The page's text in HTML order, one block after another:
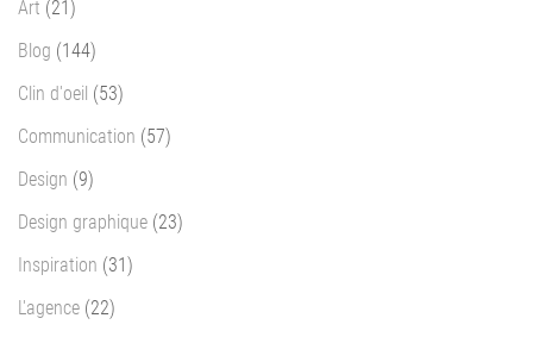
Art (21)
Blog (144)
Clin d'oeil (53)
Communication (57)
Design (9)
Design graphique (23)
Inspiration (31)
L'agence (22)